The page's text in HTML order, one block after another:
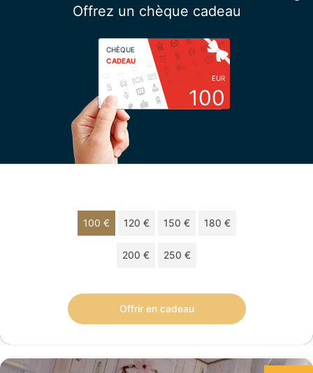
Offrez un chèque cadeau
CHÈQUE
CADEAU
EUR
100
100 € 120 € 150 € 180 €
200 € 250 €
Offrir en cadeau